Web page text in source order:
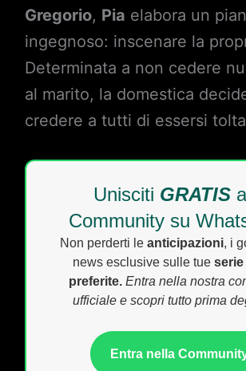
Gregorio, Pia elabora un
ingegnoso: inscenare la
Determinata a non cedere
al marito, la domestica
credere a tutti di essersi
Unisciti GRATIS
Community su
Non perderti le anticipazioni, i
news esclusive sulle tue
preferite. Entra nella nostra
ufficiale e scopri tutto prima
Entra nella